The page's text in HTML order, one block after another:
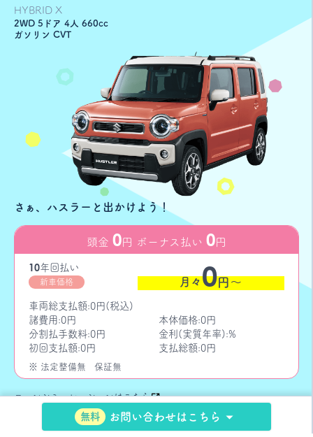
HYBRID X
2WD 5ドア 4人 660cc
ガソリン CVT
さぁ、ハスラーと出かけよう！
頭金 0円 ボーナス払い 0円
10年回払い
新車価格 月々0円〜
車両総支払額:0円(税込)
諸費用:0円
本体価格:0円
分割払手数料:0円
金利(実質年率):%
初回支払額:0円
支払総額:0円
※ 法定整備無保証無
ローンシミュレーションはこちら
無料 お問い合わせはこちら
無料 お問い合わせはこちら